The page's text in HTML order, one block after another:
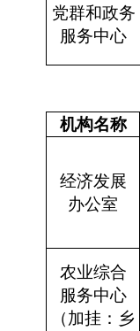
党群和政务
服务中心
机构名称
经济发展
办公室
农业综合
服务中心
（加挂： 乡